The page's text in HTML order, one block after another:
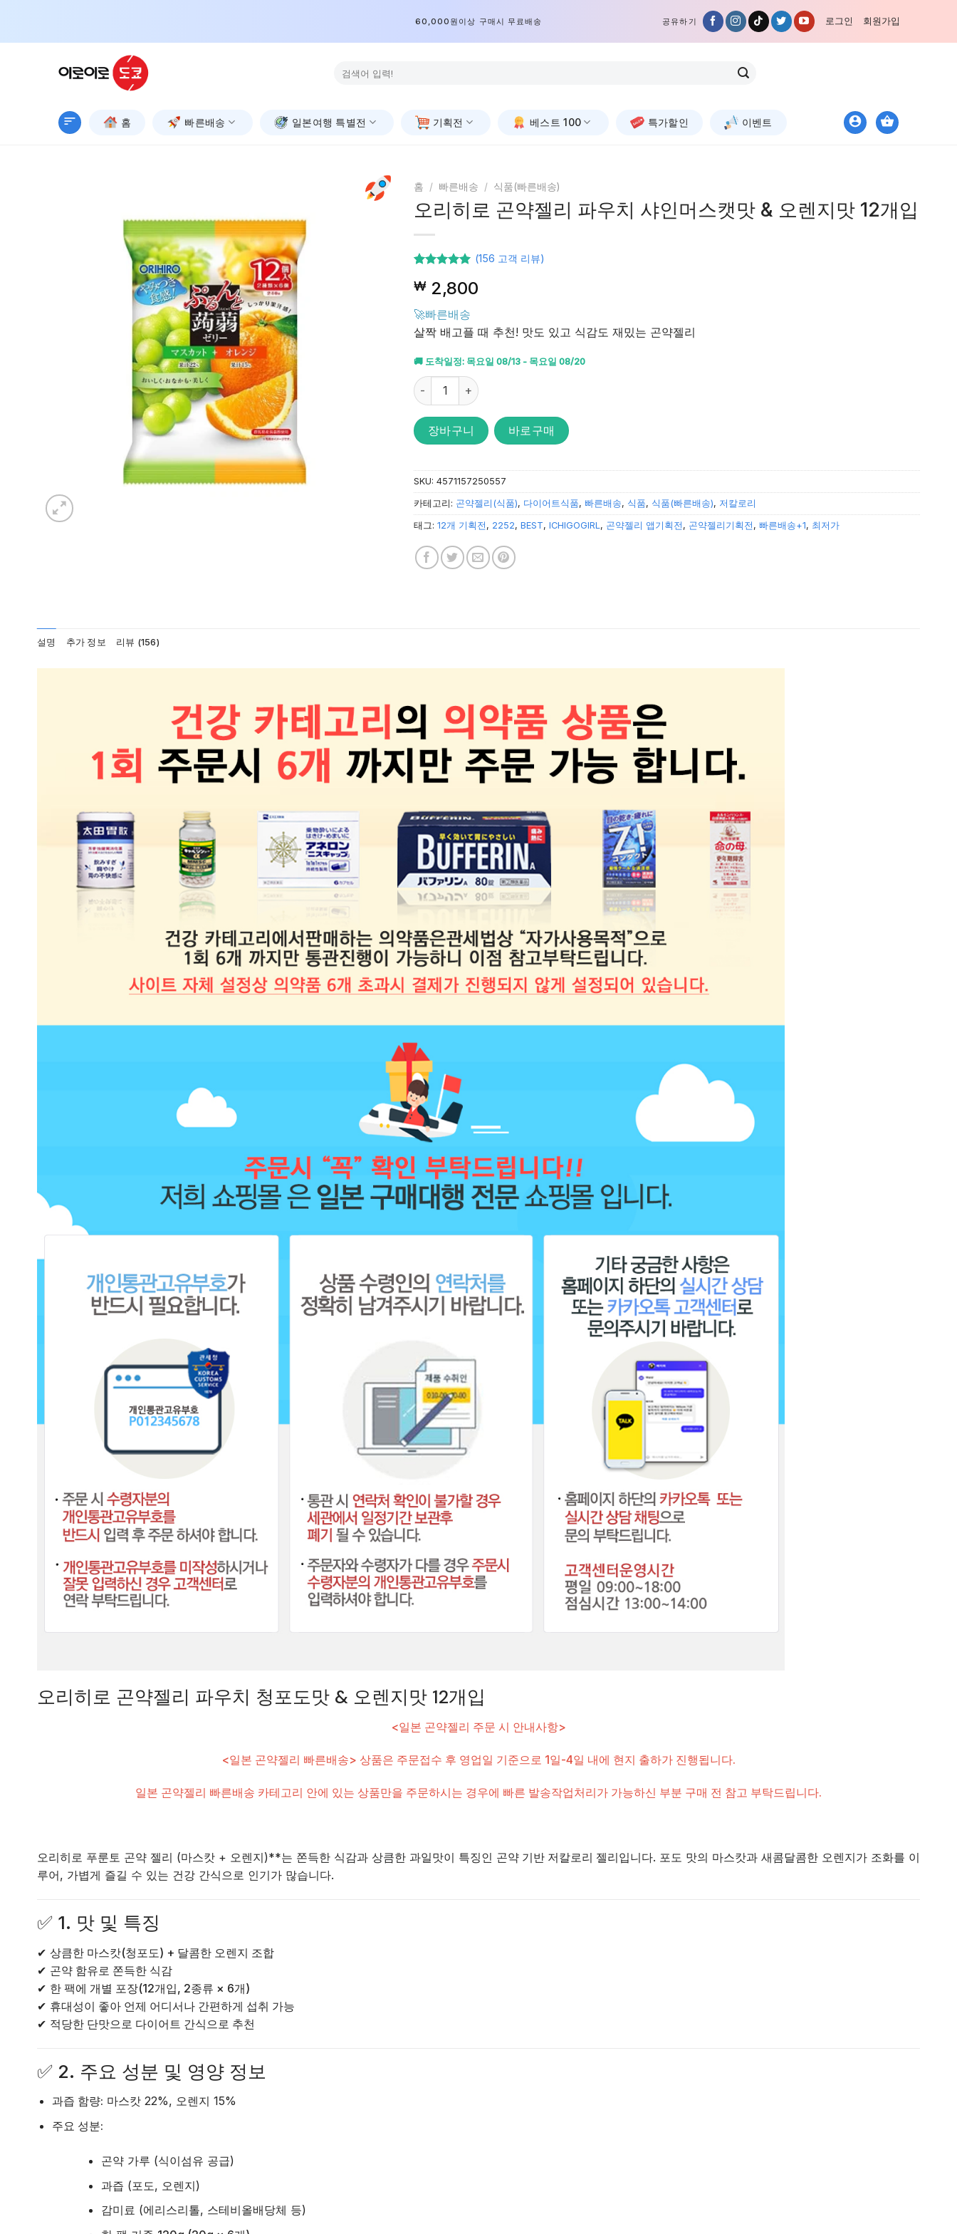
content
60,000원이상 구매시 무료배송 공유하기 로그인 회원가입
색:
홈 빠른배송 일본여행 특별전 기획전 베스트 100 특가할인 이벤트
홈 / 빠른배송 / 식품(빠른배송)
오리히로 곤약젤리 파우치 샤인머스캣맛 & 오렌지맛 12개입
기준으로
5점 중
4.92 점을
받았습니
다.
(156 고객 리뷰)
₩ 2,800
🚀빠른배송
살짝 배고플 때 추천! 맛도 있고 식감도 재밌는 곤약젤리
🚚 도착일정: 목요일 08/13 - 목요일 08/20
오리히로 곤약젤리 파우치 샤인머스캣맛 & 오렌지맛 12개입 수량
장바구니 바로구매
SKU:4571157250557
카테고리: 곤약젤리(식품), 다이어트식품, 빠른배송, 식품, 식품(빠른배송), 저칼로리
태그:12개 기획전 , 2252,BEST,ICHIGOGIRL , 곤약젤리 앱기획전 , 곤약젤리기획전 , 빠른배송+1, 최저가
설명 추가 정보 리뷰 (156)
오리히로 곤약젤리 파우치 청포도맛 & 오렌지맛 12개입
<일본 곤약젤리 주문 시 안내사항>
<일본 곤약젤리 빠른배송> 상품은 주문접수 후 영업일 기준으로 1일-4일 내에 현지 출하가 진행됩니다.
일본 곤약젤리 빠른배송 카테고리 안에 있는 상품만을 주문하시는 경우에 빠른 발송작업처리가 가능하신 부분 구매 전 참고 부탁드립니다.
오리히로 푸룬토 곤약 젤리 (마스캇 + 오렌지)**는 쫀득한 식감과 상큼한 과일맛이 특징인 곤약 기반 저칼로리 젤리입니다. 포도 맛의 마스캇과 새콤달콤한 오렌지가 조화를 이
루어, 가볍게 즐길 수 있는 건강 간식으로 인기가 많습니다.
✅ 1. 맛 및 특징
✔ 상큼한 마스캇(청포도) + 달콤한 오렌지 조합
✔ 곤약 함유로 쫀득한 식감
✔ 한 팩에 개별 포장(12개입, 2종류 × 6개)
✔ 휴대성이 좋아 언제 어디서나 간편하게 섭취 가능
✔ 적당한 단맛으로 다이어트 간식으로 추천
✅ 2. 주요 성분 및 영양 정보
과즙 함량: 마스캇 22%, 오렌지 15%
주요 성분:
곤약 가루 (식이섬유 공급)
과즙 (포도, 오렌지)
감미료 (에리스리톨, 스테비올배당체 등)